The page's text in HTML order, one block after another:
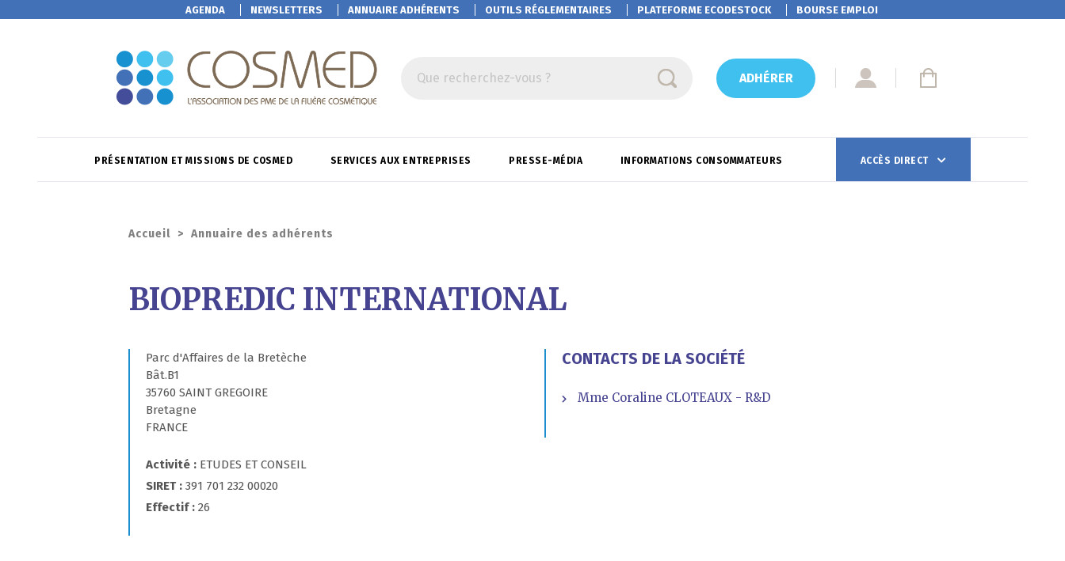
AGENDA NEWSLETTERS ANNUAIRE ADHÉRENTS OUTILS RÉGLEMENTAIRES PLATEFORMEECODESTOCK BOURSE EMPLOI
Que recherchez-vous ? ADHÉRER
PRÉSENTATION ET MISSIONS DE COSMED SERVICES AUX ENTREPRISES PRESSE-MÉDIA INFORMATIONS CONSOMMATEURS ACCÈS DIRECT
Accueil > Annuaire des adhérents
BIOPREDIC INTERNATIONAL
Parc d'Affaires de la Bretèche
Bât.B1
35760 SAINT GREGOIRE
Bretagne
FRANCE
Activité
ETUDES ET CONSEIL
SIRET
391 701 232 00020
Effectif
26
CONTACTS DE LA SOCIÉTÉ
Mme Coraline CLOTEAUX - R&D